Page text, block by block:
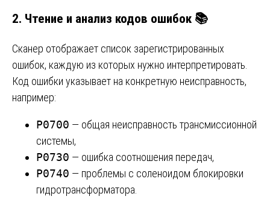
2. Чтение и анализ кодов ошибок 📚
Сканер отображает список зарегистрированных
ошибок, каждую из которых нужно интерпретировать.
Код ошибки указывает на конкретную неисправность,
например:
P0700 — общая неисправность трансмиссионной
системы,
P0730 — ошибка соотношения передач,
P0740 — проблемы с соленоидом блокировки
гидротрансформатора.